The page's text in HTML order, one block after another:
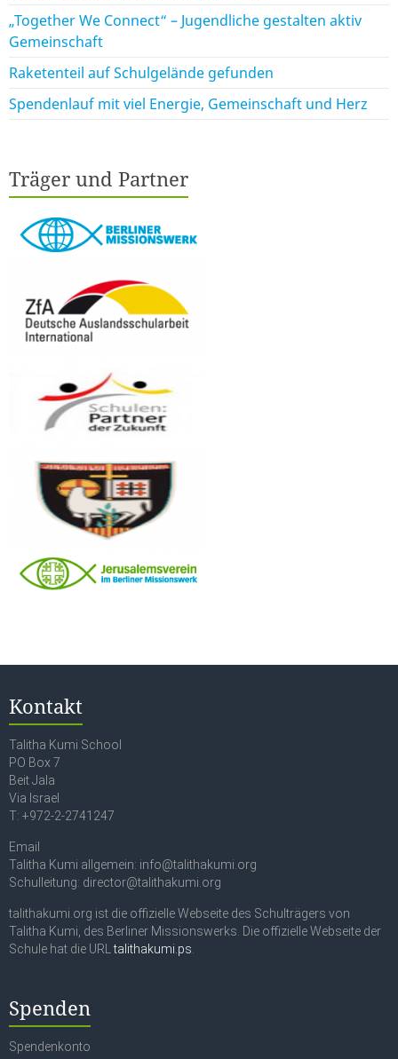
„Together We Connect“ – Jugendliche gestalten aktiv
Gemeinschaft
Raketenteil auf Schulgelände gefunden
Spendenlauf mit viel Energie, Gemeinschaft und Herz
Träger und Partner
Kontakt
Talitha Kumi School
PO Box 7
Beit Jala
Via Israel
T: +972-2-2741247
Email
Talitha Kumi allgemein: info@talithakumi.org
Schulleitung: director@talithakumi.org
talithakumi.org ist die offizielle Webseite des Schulträgers von
Talitha Kumi, des Berliner Missionswerks. Die offizielle Webseite der
Schule hat die URLtalithakumi.ps.
Spenden
Spendenkonto